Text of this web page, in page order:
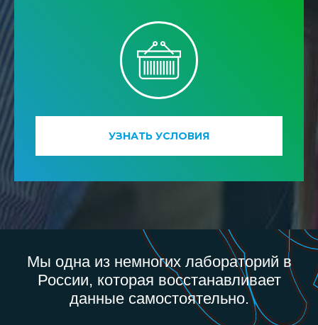
УЗНАТЬ УСЛОВИЯ
Мы одна из немногих лабораторий в
России, которая восстанавливает
данные самостоятельно.